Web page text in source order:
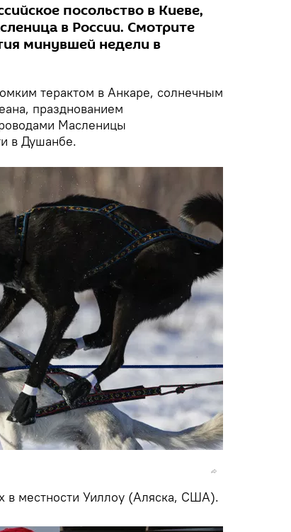
посольство в Киеве,
в России. Смотрите
минувшей недели в
терактом в Анкаре, солнечным
празднованием
Масленицы
в Душанбе.
в местности Уиллоу (Аляска, США).